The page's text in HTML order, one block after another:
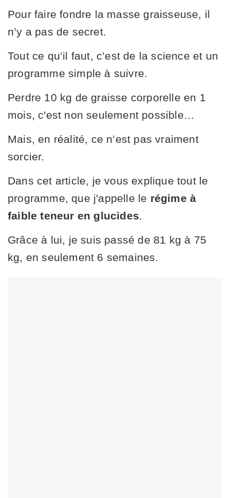
Pour faire fondre la masse graisseuse, il
n’y a pas de secret.
Tout ce qu’il faut, c’est de la science et un
programme simple à suivre.
Perdre 10 kg de graisse corporelle en 1
mois, c'est non seulement possible…
Mais, en réalité, ce n’est pas vraiment
sorcier.
Dans cet article, je vous explique tout le
programme, que j'appelle le régime à
faible teneur en glucides
Grâce à lui, je suis passé de 81 kg à 75
kg, en seulement 6 semaines.